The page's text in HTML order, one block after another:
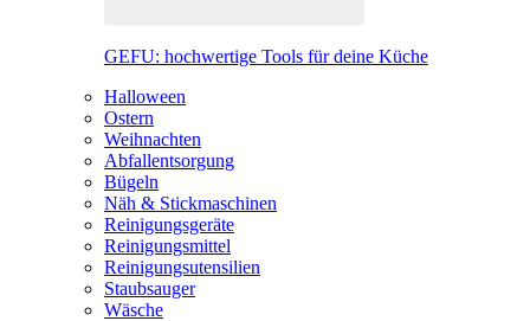
GEFU: hochwertige Tools für deine Küche
Halloween
Ostern
Weihnachten
Abfallentsorgung
Bügeln
Näh & Stickmaschinen
Reinigungsgeräte
Reinigungsmittel
Reinigungsutensilien
Staubsauger
Wäsche